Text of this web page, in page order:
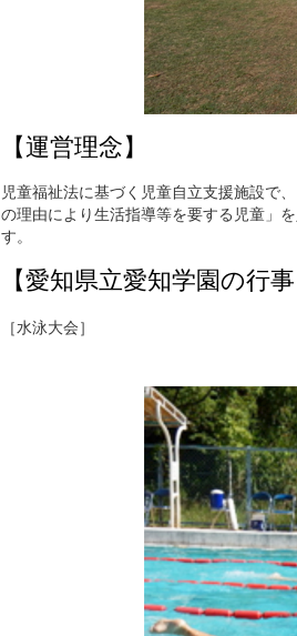
【運営理念】
児童福祉法に基づく児童自立支援施設で
の理由により生活指導等を要する児童」
す。
【愛知県立愛知学園の行事
［水泳大会］